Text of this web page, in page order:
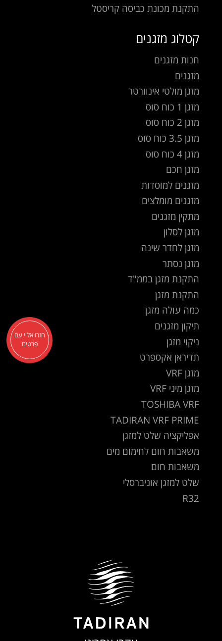
התקנת מכונת כביסה קריסטל
קטלוג מזגנים
חנות מזגנים
מזגנים
מזגן מולטי אינוורטר
מזגן 1 כוח סוס
מזגן 2 כוח סוס
מזגן 3.5 כוח סוס
מזגן 4 כוח סוס
מזגן חכם
מזגנים למוסדות
מזגנים מומלצים
מתקין מזגנים
מזגן לסלון
מזגן לחדר שינה
מזגן נסתר
התקנת מזגן בממ"ד
התקנת מזגן
כמה עולה מזגן
תיקון מזגנים
ניקוי מזגן
תדיראן אקספרט
מזגן VRF
מזגן מיני VRF
TOSHIBA VRF
TADIRAN VRF PRIME
אפליקציה שלט למזגן
משאבות חום לחימום מים
משאבות חום
שלט למזגן אוניברסלי
R32
חזרו אליי עם
פרטים